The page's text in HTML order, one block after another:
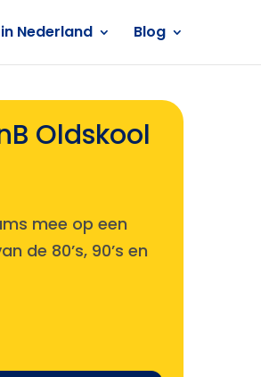
Nederland Blog
Oldskool
mee op een
de 80’s, 90’s en